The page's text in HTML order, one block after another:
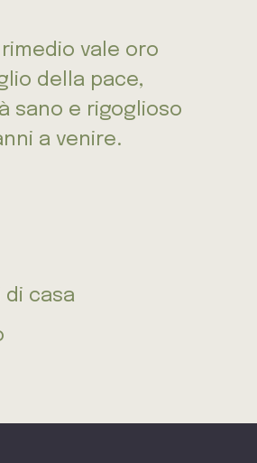
vale oro
della pace,
sano e rigoglioso
a venire.
di casa